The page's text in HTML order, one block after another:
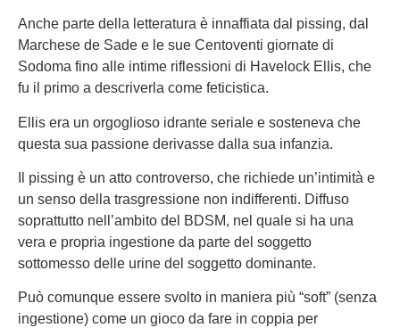
Anche parte della letteratura è innaffiata dal pissing, dal
Marchese de Sade e le sue Centoventi giornate di
Sodoma fino alle intime riflessioni di Havelock Ellis, che
fu il primo a descriverla come feticistica.
Ellis era un orgoglioso idrante seriale e sosteneva che
questa sua passione derivasse dalla sua infanzia.
Il pissing è un atto controverso, che richiede un’intimità e
un senso della trasgressione non indifferenti. Diffuso
soprattutto nell’ambito del BDSM, nel quale si ha una
vera e propria ingestione da parte del soggetto
sottomesso delle urine del soggetto dominante.
Può comunque essere svolto in maniera più “soft” (senza
ingestione) come un gioco da fare in coppia per